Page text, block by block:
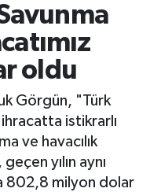
oldu
Görgün, "Türk
ihracatta istikrarlı
ve havacılık
yılın aynı
802,8 milyon dolar